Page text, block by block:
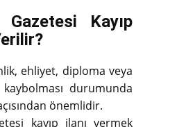
Gazetesi Kayıp
ehliyet, diploma veya
durumunda
önemlidir.
kayıp ilanı vermek